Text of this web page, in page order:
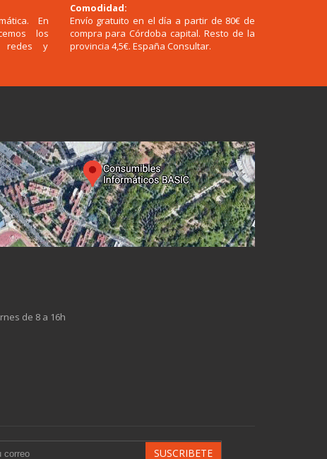
En
los
redes y
Comodidad:
Envío gratuito en el día a partir de 80€ de
compra para Córdoba capital. Resto de la
provincia 4,5€. España Consultar.
de 8 a 16h
SUSCRIBETE